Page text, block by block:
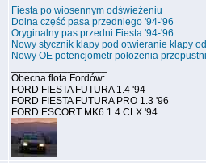
Fiesta po wiosennym odświeżeniu
Dolna część pasa przedniego '94-'96
Oryginalny pas przedni Fiesta '94-'96
Nowy stycznik klapy pod otwieranie klapy
Nowy OE potencjometr położenia
Obecna flota Fordów:
FORD FIESTA FUTURA 1.4 '94
FORD FIESTA FUTURA PRO 1.3 '96
FORD ESCORT MK6 1.4 CLX '94